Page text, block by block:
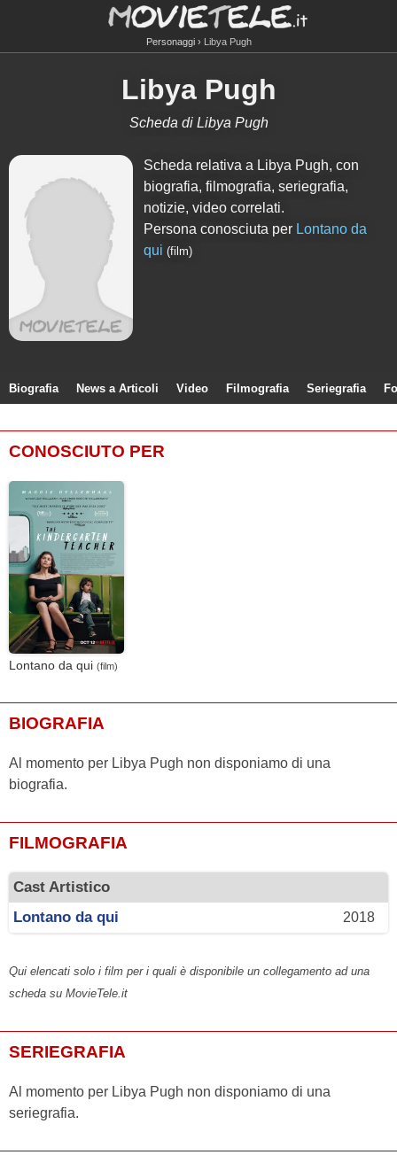
Personaggi Libya Pugh
Libya Pugh
Scheda di Libya Pugh
Scheda relativa a Libya Pugh, con
biografia, filmografia, seriegrafia,
notizie, video correlati.
Persona conosciuta per Lontano da
qui (film)
Biografia News a Articoli Video Filmografia Seriegrafia
CONOSCIUTO PER
Lontano da qui (film)
BIOGRAFIA
Al momento per Libya Pugh non disponiamo di una
biografia.
FILMOGRAFIA
Cast Artistico
2018
Lontano da qui
Qui elencati solo i film per i quali è disponibile un collegamento ad una
scheda su MovieTele.it
SERIEGRAFIA
Al momento per Libya Pugh non disponiamo di una
seriegrafia.